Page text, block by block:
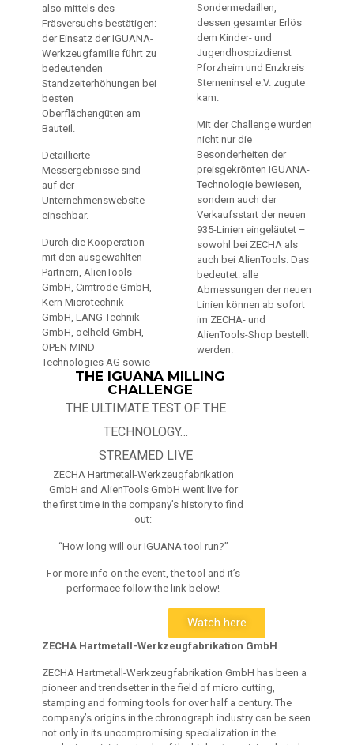
also mittels des
Fräsversuchs bestätigen:
der Einsatz der IGUANA-
Werkzeugfamilie führt zu
bedeutenden
Standzeiterhöhungen bei
besten
Oberflächengüten am
Bauteil.
Detaillierte
Messergebnisse sind
auf der
Unternehmenswebsite
einsehbar.
Durch die Kooperation
mit den ausgewählten
Partnern, AlienTools
GmbH, Cimtrode GmbH,
Kern Microtechnik
GmbH, LANG Technik
GmbH, oelheld GmbH,
OPEN MIND
Technologies AG sowie
Sondermedaillen,
dessen gesamter Erlös
dem Kinder- und
Jugendhospizdienst
Pforzheim und Enzkreis
Sterneninsel e.V. zugute
kam.
Mit der Challenge wurden
nicht nur die
Besonderheiten der
preisgekrönten IGUANA-
Technologie bewiesen,
sondern auch der
Verkaufsstart der neuen
935-Linien eingeläutet –
sowohl bei ZECHA als
auch bei AlienTools. Das
bedeutet: alle
Abmessungen der neuen
Linien können ab sofort
im ZECHA- und
AlienTools-Shop bestellt
werden.
THE IGUANA MILLING
CHALLENGE
THE ULTIMATE TEST OF THE
TECHNOLOGY…
STREAMED LIVE
ZECHA Hartmetall-Werkzeugfabrikation
GmbH and AlienTools GmbH went live for
the first time in the company’s history to find
out:
“How long will our IGUANA tool run?”
For more info on the event, the tool and it’s
performace follow the link below!
Watch here
ZECHA Hartmetall-Werkzeugfabrikation GmbH
ZECHA Hartmetall-Werkzeugfabrikation GmbH has been a
pioneer and trendsetter in the field of micro cutting,
stamping and forming tools for over half a century. The
company’s origins in the chronograph industry can be seen
not only in its uncompromising specialization in the